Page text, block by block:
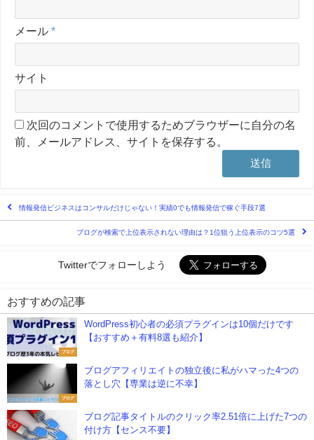
メール *
サイト
次回のコメントで使用するためブラウザーに自分の名
前、メールアドレス、サイトを保存する。
情報発信ビジネスはコンサルだけじゃない！実績0でも情報発信で稼ぐ手段7選
ブログが検索で上位表示されない理由は？1位狙う上位表示のコツ5選
Twitterでフォローしよう
おすすめの記事
ブログ
WordPress初心者の必須プラグインは10個だけです
【おすすめ＋有料8選も紹介】
ブログ
ブログアフィリエイトの独立後に私がハマった4つの
落とし穴【専業は逆に不幸】
ブログ記事タイトルのクリック率2.51倍に上げた7つの
付け方【センス不要】